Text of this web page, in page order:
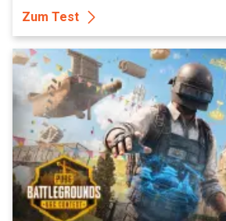
Zum Test